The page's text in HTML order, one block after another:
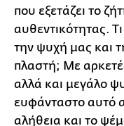
που εξετάζει το
αυθεντικότητας.
την ψυχή μας και
πλαστή; Με
αλλά και μεγάλο
ευφάνταστο αυτό
αλήθεια και το